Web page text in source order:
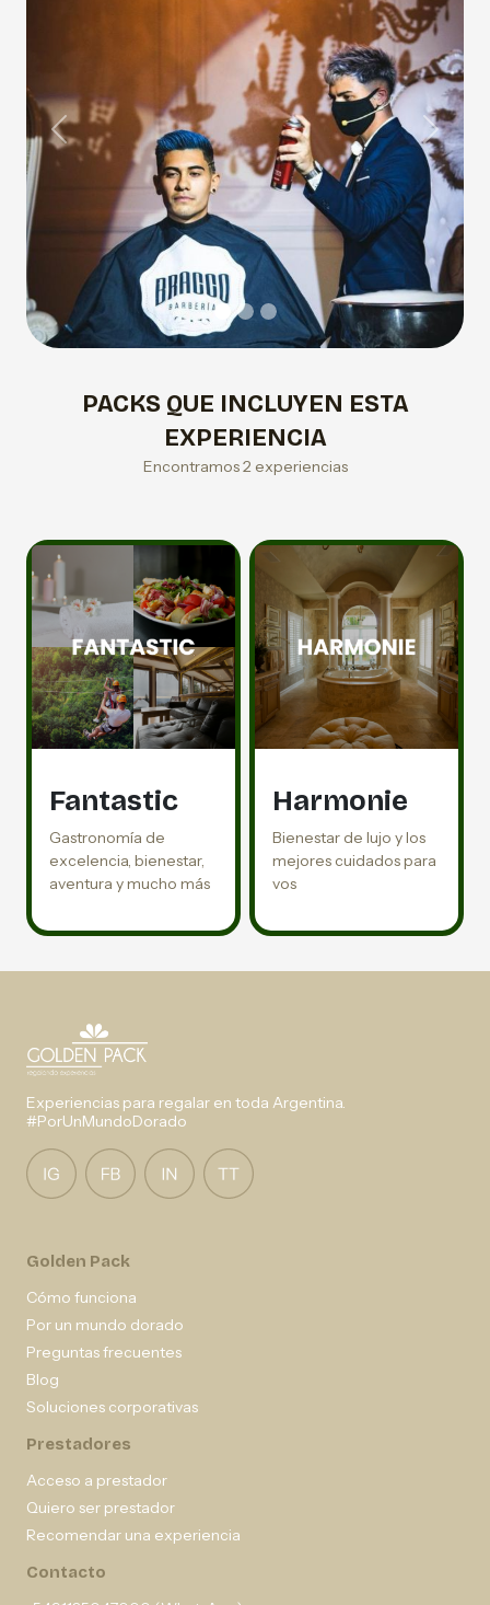
Previous Next
PACKS QUE INCLUYEN ESTA
EXPERIENCIA
Encontramos 2 experiencias
Fantastic
Gastronomía de
excelencia, bienestar,
aventura y mucho más
Harmonie
Bienestar de lujo y los
mejores cuidados para
vos
Experiencias para regalar en toda Argentina.
#PorUnMundoDorado
Golden Pack
Cómo funciona
Por un mundo dorado
Preguntas frecuentes
Blog
Soluciones corporativas
Prestadores
Acceso a prestador
Quiero ser prestador
Recomendar una experiencia
Contacto